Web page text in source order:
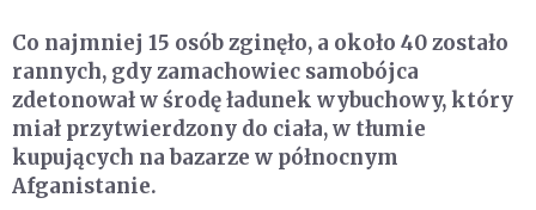
Co najmniej 15 osób zginęło, a około 40 zostało
rannych, gdy zamachowiec samobójca
zdetonował w środę ładunek wybuchowy, który
miał przytwierdzony do ciała, w tłumie
kupujących na bazarze w północnym
Afganistanie.